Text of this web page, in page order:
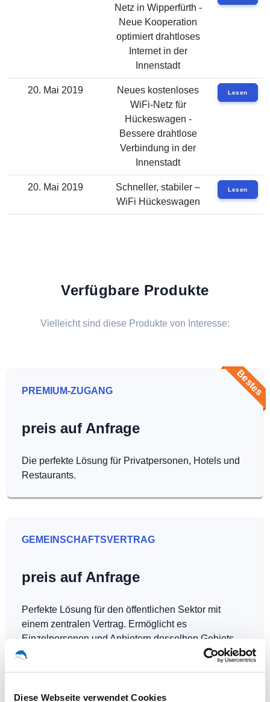
Diese Webseite verwendet Cookies
Netz in Wipperfürth -
Neue Kooperation
optimiert drahtloses
Internet in der
Innenstadt
20. Mai 2019
Neues kostenloses
WiFi-Netz für
Hückeswagen -
Bessere drahtlose
Verbindung in der
Innenstadt
Lesen
20. Mai 2019
Schneller, stabiler –
WiFi Hückeswagen
Lesen
Verfügbare Produkte
Vielleicht sind diese Produkte von Interesse:
Bestes
PREMIUM-ZUGANG
preis auf Anfrage
Die perfekte Lösung für Privatpersonen, Hotels und
Restaurants.
GEMEINSCHAFTSVERTRAG
preis auf Anfrage
Perfekte Lösung für den öffentlichen Sektor mit
einem zentralen Vertrag. Ermöglicht es
Einzelpersonen und Anbietern desselben Gebiets,
Hotspots kostenlos zu betreiben.